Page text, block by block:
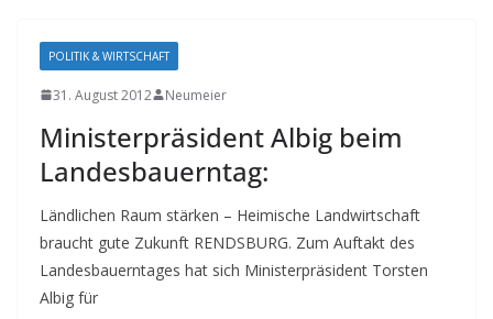
POLITIK & WIRTSCHAFT
31. August 2012 Neumeier
Ministerpräsident Albig beim
Landesbauerntag:
Ländlichen Raum stärken – Heimische Landwirtschaft
braucht gute Zukunft RENDSBURG. Zum Auftakt des
Landesbauerntages hat sich Ministerpräsident Torsten
Albig für